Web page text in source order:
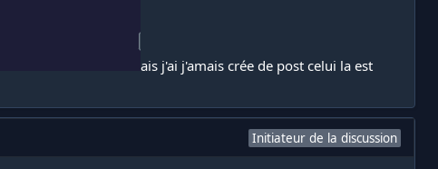
ais j'ai j'amais crée de post celui la est
Initiateur de la discussion